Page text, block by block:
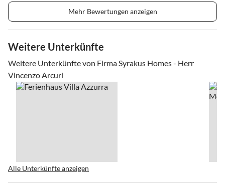
Mehr Bewertungen anzeigen
Weitere Unterkünfte
Weitere Unterkünfte von Firma Syrakus Homes - Herr
Vincenzo Arcuri
Alle Unterkünfte anzeigen